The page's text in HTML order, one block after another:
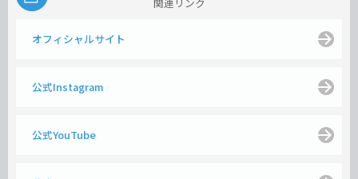
オフィシャルサイト
公式Instagram
公式YouTube